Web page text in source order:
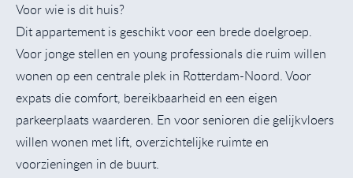
Voor wie is dit huis?
Dit appartement is geschikt voor een brede doelgroep.
Voor jonge stellen en young professionals die ruim willen
wonen op een centrale plek in Rotterdam-Noord. Voor
expats die comfort, bereikbaarheid en een eigen
parkeerplaats waarderen. En voor senioren die gelijkvloers
willen wonen met lift, overzichtelijke ruimte en
voorzieningen in de buurt.